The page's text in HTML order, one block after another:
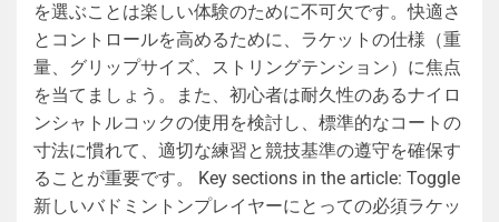
を選ぶことは楽しい体験のために不可欠です。快適さ
とコントロールを高めるために、ラケットの仕様（重
量、グリップサイズ、ストリングテンション）に焦点
を当てましょう。また、初心者は耐久性のあるナイロ
ンシャトルコックの使用を検討し、標準的なコートの
寸法に慣れて、適切な練習と競技基準の遵守を確保す
ることが重要です。 Key sections in the article: Toggle
新しいバドミントンプレイヤーにとっての必須ラケッ